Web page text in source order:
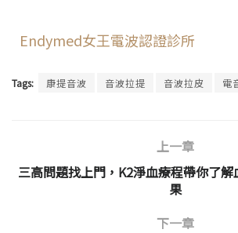
Endymed女王電波認證診所
Tags: 康提音波 音波拉提 音波拉皮 電
上一章
三高問題找上門，K2淨血療程帶你了
果
下一章